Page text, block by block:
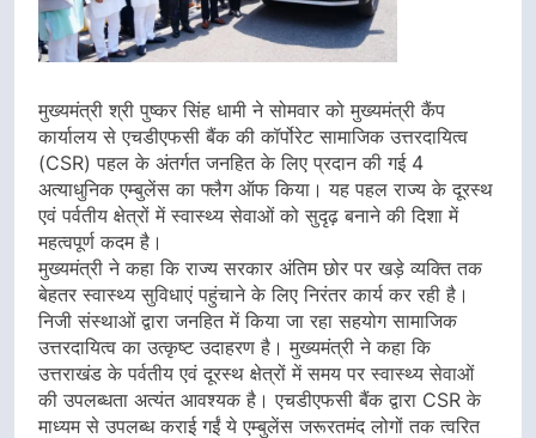
मुख्यमंत्री श्री पुष्कर सिंह धामी ने सोमवार को मुख्यमंत्री कैंप
कार्यालय से एचडीएफसी बैंक की कॉर्पोरेट सामाजिक उत्तरदायित्व
(CSR) पहल के अंतर्गत जनहित के लिए प्रदान की गई 4
अत्याधुनिक एम्बुलेंस का फ्लैग ऑफ किया। यह पहल राज्य के दूरस्थ
एवं पर्वतीय क्षेत्रों में स्वास्थ्य सेवाओं को सुदृढ़ बनाने की दिशा में
महत्वपूर्ण कदम है।
मुख्यमंत्री ने कहा कि राज्य सरकार अंतिम छोर पर खड़े व्यक्ति तक
बेहतर स्वास्थ्य सुविधाएं पहुंचाने के लिए निरंतर कार्य कर रही है।
निजी संस्थाओं द्वारा जनहित में किया जा रहा सहयोग सामाजिक
उत्तरदायित्व का उत्कृष्ट उदाहरण है। मुख्यमंत्री ने कहा कि
उत्तराखंड के पर्वतीय एवं दूरस्थ क्षेत्रों में समय पर स्वास्थ्य सेवाओं
की उपलब्धता अत्यंत आवश्यक है। एचडीएफसी बैंक द्वारा CSR के
माध्यम से उपलब्ध कराई गईं ये एम्बुलेंस जरूरतमंद लोगों तक त्वरित